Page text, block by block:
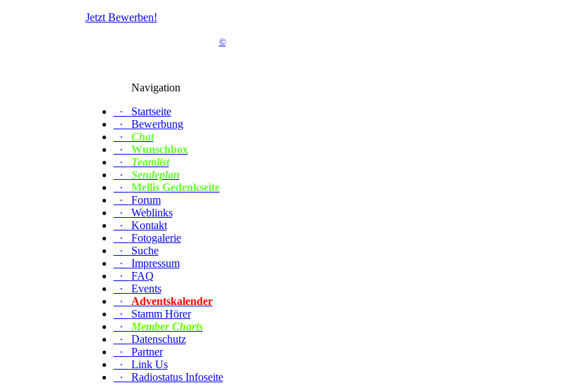
Jetzt Bewerben!
©
Navigation
·
Startseite
·
Bewerbung
·
Chat
·
Wunschbox
·
Teamlist
·
Sendeplan
·
Mellis Gedenkseite
·
Forum
·
Weblinks
·
Kontakt
·
Fotogalerie
·
Suche
·
Impressum
·
FAQ
·
Events
·
Adventskalender
·
Stamm Hörer
·
Member Charts
·
Datenschutz
·
Partner
·
Link Us
·
Radiostatus Infoseite